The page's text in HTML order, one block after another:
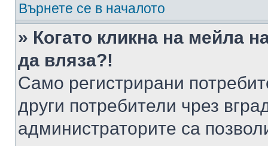
Върнете се в началото
» Когато кликна на мейла
да вляза?!
Само регистрирани
други потребители чрез
администраторите са